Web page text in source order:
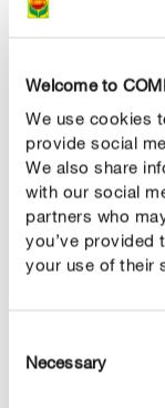
Welcome to
We use cookies
provide social
We also share
with our social
partners who
you’ve provided
your use of their
Selection
Necessary
Winterveilchen
Als
besonders
in den Frühling
Bei starken
ein, bilden aber
Temperaturen